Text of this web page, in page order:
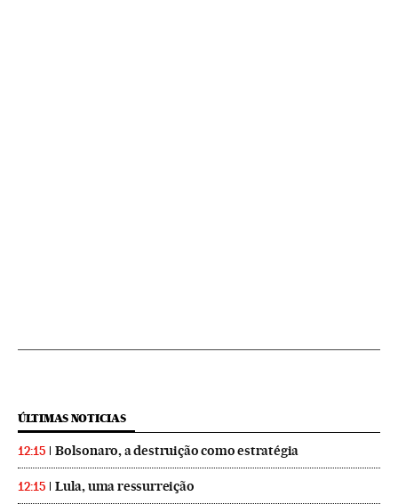
ÚLTIMAS NOTICIAS
12:15 Bolsonaro, a destruição como estratégia
12:15 Lula, uma ressurreição